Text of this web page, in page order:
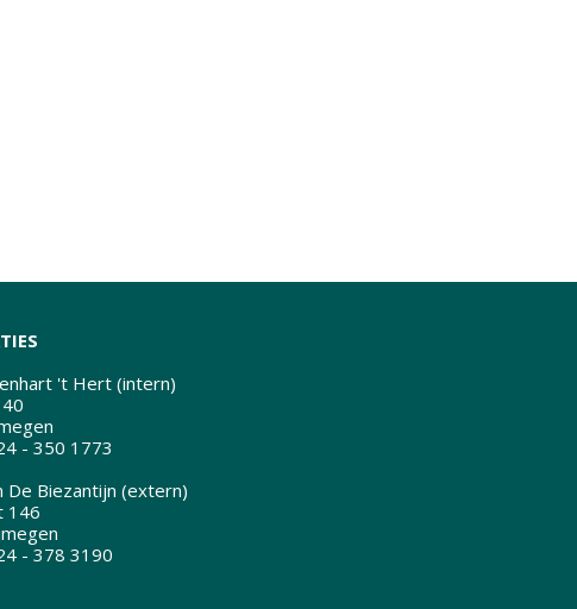
't Hert (intern)
- 350 1773
De Biezantijn (extern)
146
- 378 3190